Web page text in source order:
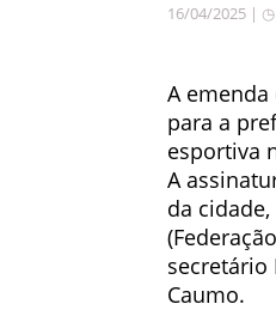
16/04/2025 | ◷
A emenda
para a
esportiva
A
da
secretário
Caumo.